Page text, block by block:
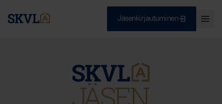
Jäsenkirjautuminen